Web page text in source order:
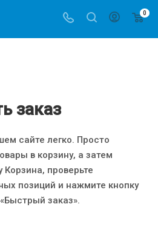
0
заказ
сайте легко. Просто
в корзину, а затем
Корзина, проверьте
позиций и нажмите кнопку
заказ».